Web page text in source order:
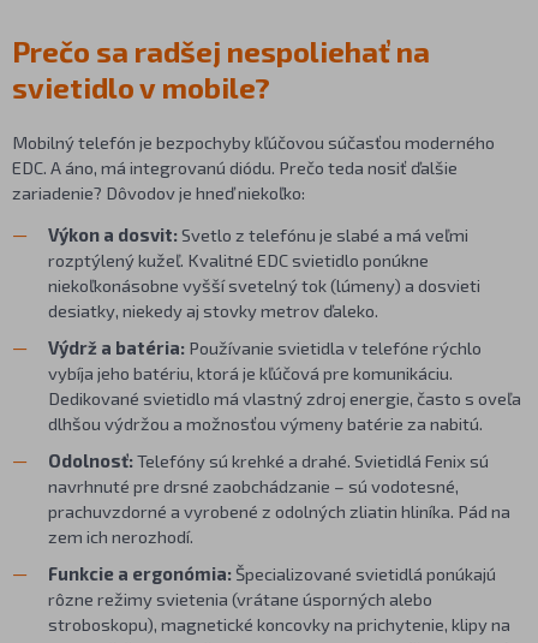
Prečo sa radšej nespoliehať na
svietidlo v mobile?
Mobilný telefón je bezpochyby kľúčovou súčasťou moderného
EDC. A áno, má integrovanú diódu. Prečo teda nosiť ďalšie
zariadenie? Dôvodov je hneď niekoľko:
Výkon a dosvit:Svetlo z telefónu je slabé a má veľmi
rozptýlený kužeľ. Kvalitné EDC svietidlo ponúkne
niekoľkonásobne vyšší svetelný tok (lúmeny) a dosvieti
desiatky, niekedy aj stovky metrov ďaleko.
Výdrž a batéria: Používanie svietidla v telefóne rýchlo
vybíja jeho batériu, ktorá je kľúčová pre komunikáciu.
Dedikované svietidlo má vlastný zdroj energie, často s oveľa
dlhšou výdržou a možnosťou výmeny batérie za nabitú.
Odolnosť:Telefóny sú krehké a drahé. Svietidlá Fenix sú
navrhnuté pre drsné zaobchádzanie – sú vodotesné,
prachuvzdorné a vyrobené z odolných zliatin hliníka. Pád na
zem ich nerozhodí.
Funkcie a ergonómia: Špecializované svietidlá ponúkajú
rôzne režimy svietenia (vrátane úsporných alebo
stroboskopu), magnetické koncovky na prichytenie, klipy na